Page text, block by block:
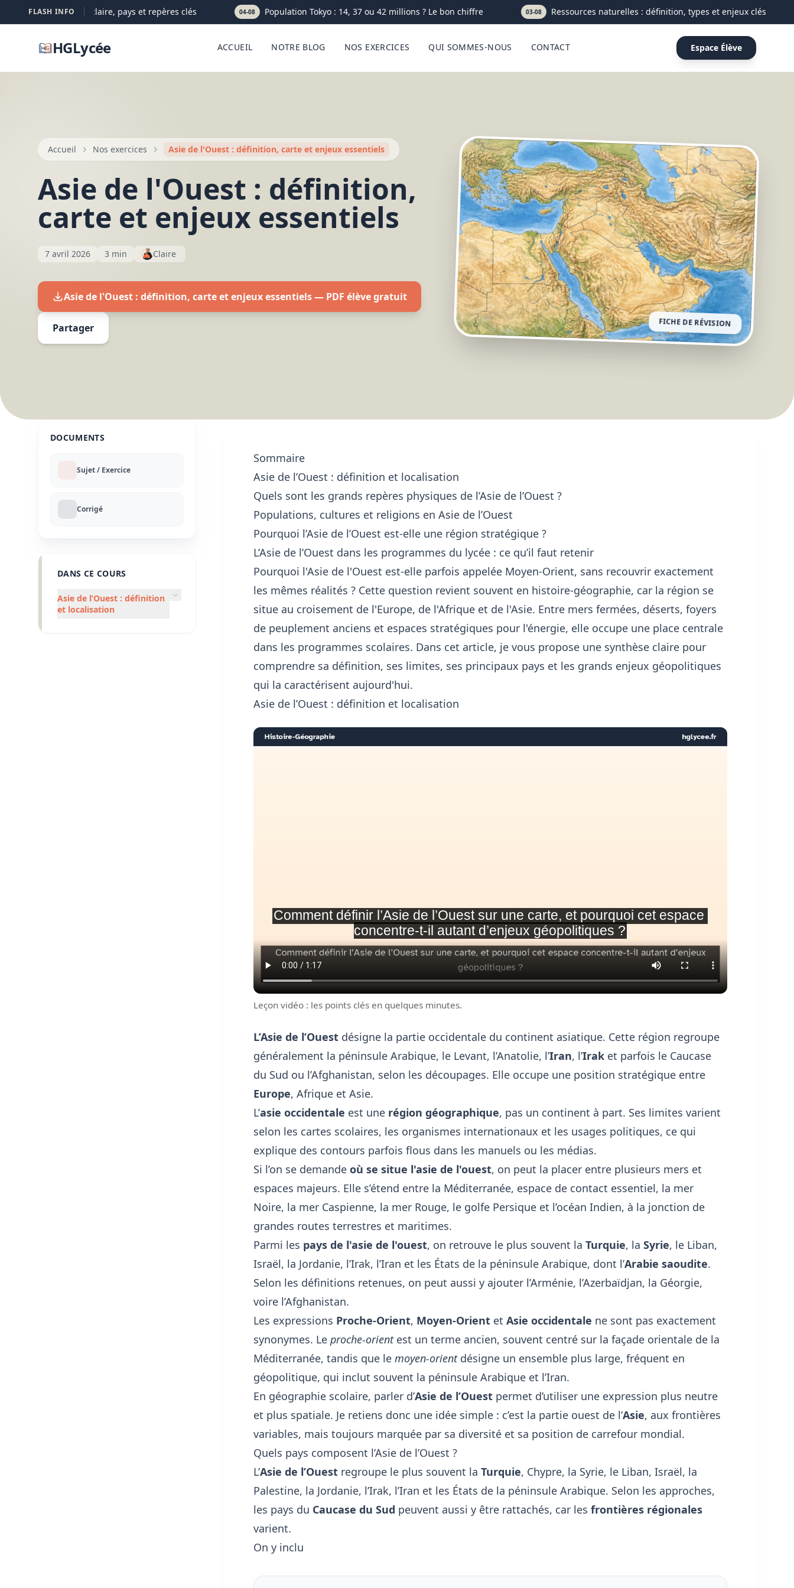
FLASH INFO
: définition claire, pays et repères clés 04-08 Population Tokyo : 14, 37 ou 42 millions ? Le bon chiffre 03-08 Ressources naturelles : définition, types et enjeux clés
HGLycée ACCUEIL NOTRE BLOG NOS EXERCICES QUI SOMMES-NOUS CONTACT Espace Élève
Accueil Nos exercices Asie de l'Ouest : définition, carte et enjeux essentiels
Asie de l'Ouest : définition,
carte et enjeux essentiels
7 avril 2026 3 min Claire
Asie de l'Ouest : définition, carte et enjeux essentiels — PDF élève gratuit
Partager FICHE DE RÉVISION
DOCUMENTS
Sujet / Exercice
Corrigé
DANS CE COURS
Asie de l’Ouest : définition
et localisation
Sommaire
Asie de l’Ouest : définition et localisation
Quels sont les grands repères physiques de l’Asie de l’Ouest ?
Populations, cultures et religions en Asie de l’Ouest
Pourquoi l’Asie de l’Ouest est-elle une région stratégique ?
L’Asie de l’Ouest dans les programmes du lycée : ce qu’il faut retenir
Pourquoi l'Asie de l'Ouest est-elle parfois appelée Moyen-Orient, sans recouvrir exactement
les mêmes réalités ? Cette question revient souvent en histoire-géographie, car la région se
situe au croisement de l'Europe, de l'Afrique et de l'Asie. Entre mers fermées, déserts, foyers
de peuplement anciens et espaces stratégiques pour l'énergie, elle occupe une place centrale
dans les programmes scolaires. Dans cet article, je vous propose une synthèse claire pour
comprendre sa définition, ses limites, ses principaux pays et les grands enjeux géopolitiques
qui la caractérisent aujourd'hui.
Asie de l’Ouest : définition et localisation
Leçon vidéo : les points clés en quelques minutes.
L’Asie de l’Ouestdésigne la partie occidentale du continent asiatique. Cette région regroupe
généralement la péninsule Arabique, le Levant, l’Anatolie, l’Iran, l’Iraket parfois le Caucase
du Sud ou l’Afghanistan, selon les découpages. Elle occupe une position stratégique entre
Europe, Afrique et Asie.
L’asie occidentale est une région géographique, pas un continent à part. Ses limites varient
selon les cartes scolaires, les organismes internationaux et les usages politiques, ce qui
explique des contours parfois flous dans les manuels ou les médias.
Si l’on se demande où se situe l'asie de l'ouest, on peut la placer entre plusieurs mers et
espaces majeurs. Elle s’étend entre la Méditerranée, espace de contact essentiel, la mer
Noire, la mer Caspienne, la mer Rouge, le golfe Persique et l’océan Indien, à la jonction de
grandes routes terrestres et maritimes.
Parmi les pays de l'asie de l'ouest, on retrouve le plus souvent la Turquie, la Syrie, le Liban,
Israël, la Jordanie, l’Irak, l’Iran et les États de la péninsule Arabique, dont l’Arabie saoudite.
Selon les définitions retenues, on peut aussi y ajouter l’Arménie, l’Azerbaïdjan, la Géorgie,
voire l’Afghanistan.
Les expressions Proche-Orient, Moyen-Orientet Asie occidentale ne sont pas exactement
synonymes. Le proche-orientest un terme ancien, souvent centré sur la façade orientale de la
Méditerranée, tandis que le moyen-orientdésigne un ensemble plus large, fréquent en
géopolitique, qui inclut souvent la péninsule Arabique et l’Iran.
En géographie scolaire, parler d’Asie de l’Ouestpermet d’utiliser une expression plus neutre
et plus spatiale. Je retiens donc une idée simple : c’est la partie ouest de l’Asie, aux frontières
variables, mais toujours marquée par sa diversité et sa position de carrefour mondial.
Quels pays composent l’Asie de l’Ouest ?
L’Asie de l’Ouestregroupe le plus souvent la Turquie, Chypre, la Syrie, le Liban, Israël, la
Palestine, la Jordanie, l’Irak, l’Iran et les États de la péninsule Arabique. Selon les approches,
les pays du Caucase du Sud peuvent aussi y être rattachés, car les frontières régionales
varient.
On y inclu